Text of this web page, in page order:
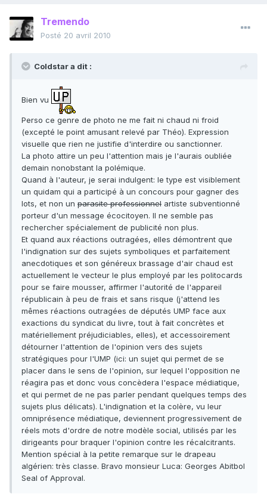
Tremendo
Posté 20 avril 2010
Coldstar a dit :
Bien vu
Perso ce genre de photo ne me fait ni chaud ni froid
(excepté le point amusant relevé par Théo). Expression
visuelle que rien ne justifie d'interdire ou sanctionner.
La photo attire un peu l'attention mais je l'aurais oubliée
demain nonobstant la polémique.
Quand à l'auteur, je serai indulgent: le type est visiblement
un quidam qui a participé à un concours pour gagner des
lots, et non un parasite professionnel artiste subventionné
porteur d'un message écocitoyen. Il ne semble pas
rechercher spécialement de publicité non plus.
Et quand aux réactions outragées, elles démontrent que
l'indignation sur des sujets symboliques et parfaitement
anecdotiques et son généreux brassage d'air chaud est
actuellement le vecteur le plus employé par les politocards
pour se faire mousser, affirmer l'autorité de l'appareil
républicain à peu de frais et sans risque (j'attend les
mêmes réactions outragées de députés UMP face aux
exactions du syndicat du livre, tout à fait concrètes et
matériellement préjudiciables, elles), et accessoirement
détourner l'attention de l'opinion vers des sujets
stratégiques pour l'UMP (ici: un sujet qui permet de se
placer dans le sens de l'opinion, sur lequel l'opposition ne
réagira pas et donc vous concèdera l'espace médiatique,
et qui permet de ne pas parler pendant quelques temps des
sujets plus délicats). L'indignation et la colère, vu leur
omniprésence médiatique, deviennent progressivement de
réels mots d'ordre de notre modèle social, utilisés par les
dirigeants pour braquer l'opinion contre les récalcitrants.
Mention spécial à la petite remarque sur le drapeau
algérien: très classe. Bravo monsieur Luca: Georges Abitbol
Seal of Approval.